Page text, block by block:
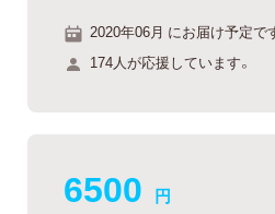
2020年06月 にお届け予定で
174人が応援しています。
6500 円